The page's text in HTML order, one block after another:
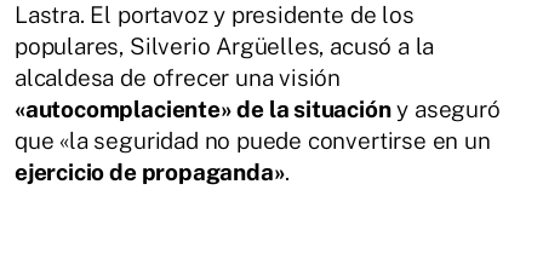
Lastra. El portavoz y presidente de los
populares, Silverio Argüelles, acusó a la
alcaldesa de ofrecer una visión
«autocomplaciente» de la situacióny aseguró
que «la seguridad no puede convertirse en un
ejercicio de propaganda».